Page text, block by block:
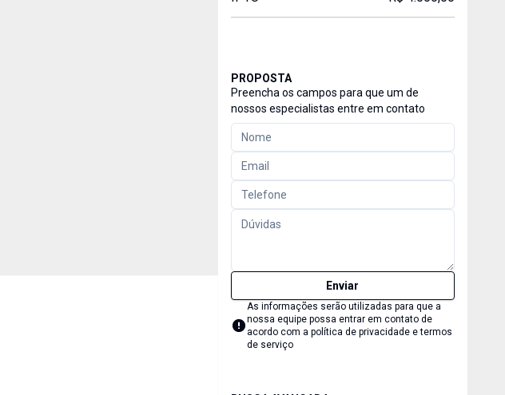
PROPOSTA
Preencha os campos para que um de
nossos especialistas entre em contato
Enviar
As informações serão utilizadas para que a
nossa equipe possa entrar em contato de
acordo com a política de privacidade e termos
de serviço